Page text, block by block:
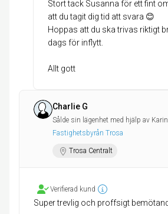
Stort tack Susanna för ett fint
att du tagit dig tid att svara 😊
Hoppas att du ska trivas riktigt
dags för inflytt.
Allt gott
Charlie G
Sålde sin lägenhet med hjälp av
Fastighetsbyrån Trosa
Trosa Centralt
Verifierad kund
Super trevlig och proffsigt